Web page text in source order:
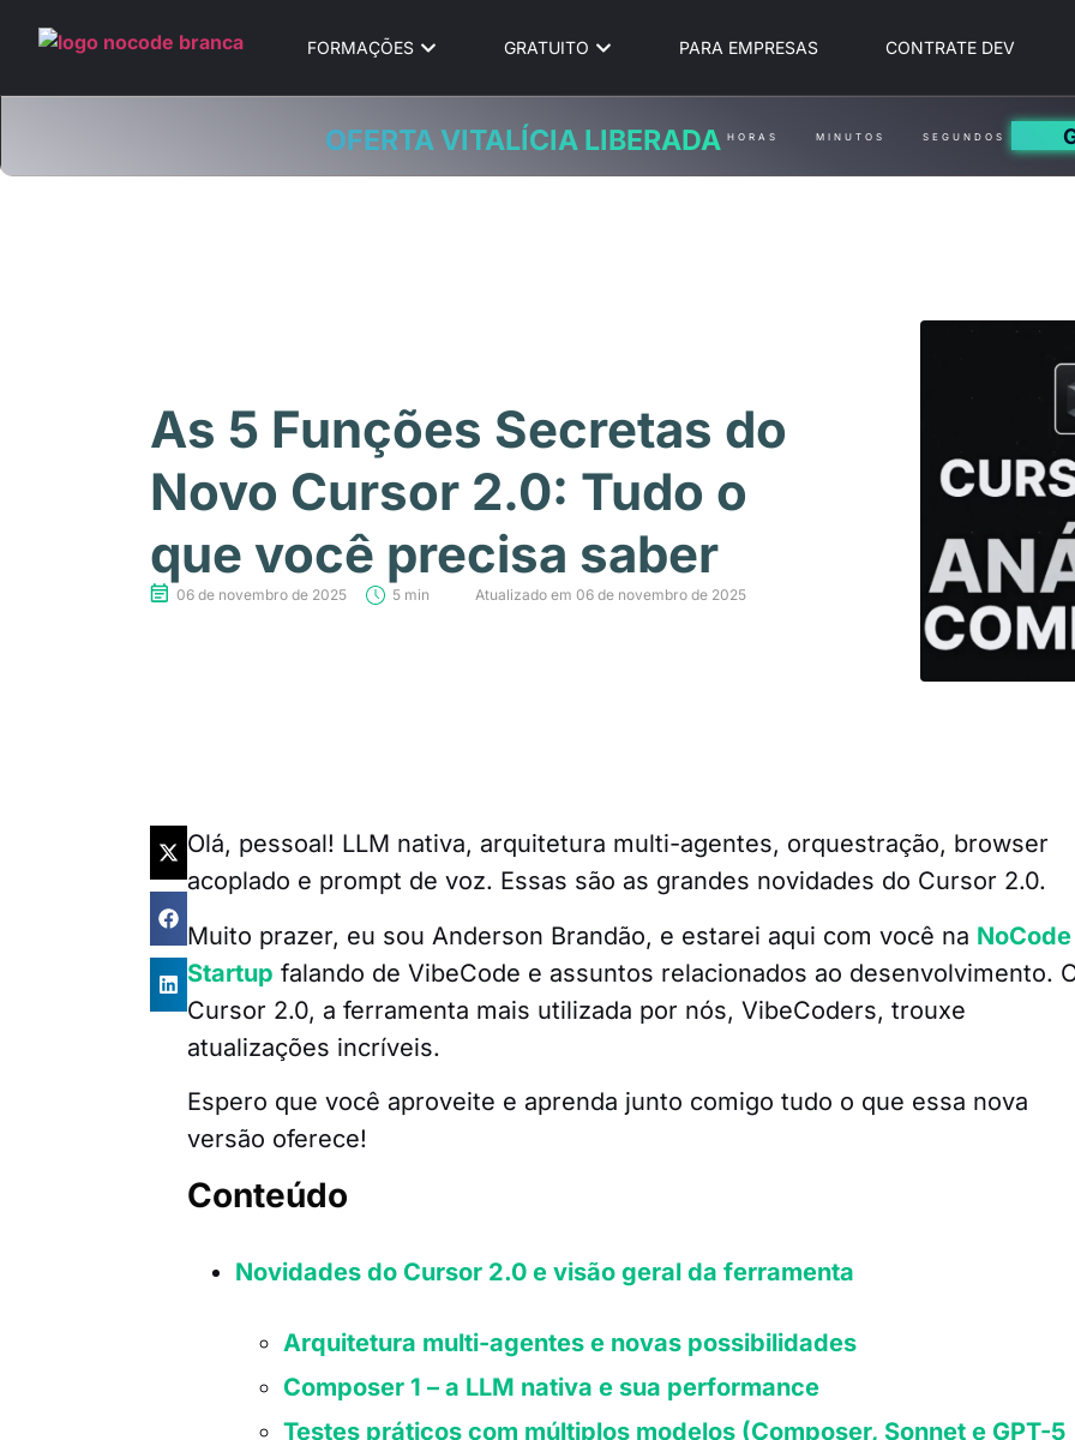
FORMAÇÕES GRATUITO PARA EMPRESAS CONTRATE DEV
OFERTA VITALÍCIA LIBERADA HORAS MINUTOS SEGUNDOS
As 5 Funções Secretas do
Novo Cursor 2.0: Tudo o
que você precisa saber
06 de novembro de 2025 5 min Atualizado em 06 de novembro de 2025
Olá, pessoal! LLM nativa, arquitetura multi-agentes, orquestração, browser
acoplado e prompt de voz. Essas são as grandes novidades do Cursor 2.0.
Muito prazer, eu sou Anderson Brandão, e estarei aqui com você na NoCode
Startup falando de VibeCode e assuntos relacionados ao desenvolvimento.
Cursor 2.0, a ferramenta mais utilizada por nós, VibeCoders, trouxe
atualizações incríveis.
Espero que você aproveite e aprenda junto comigo tudo o que essa nova
versão oferece!
Conteúdo
Novidades do Cursor 2.0 e visão geral da ferramenta
Arquitetura multi-agentes e novas possibilidades
Composer 1 – a LLM nativa e sua performance
Testes práticos com múltiplos modelos (Composer, Sonnet e GPT-5